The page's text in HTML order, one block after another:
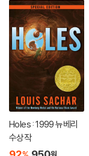
Holes : 1999 뉴베리
수상작